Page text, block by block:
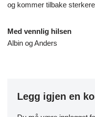
og kommer tilbake
Med vennlig hilsen
Albin og Anders
Legg igjen en